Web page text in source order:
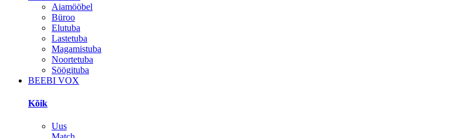
Aiamööbel
Büroo
Elutuba
Lastetuba
Magamistuba
Noortetuba
Söögituba
BEEBI VOX
Kõik
Uus